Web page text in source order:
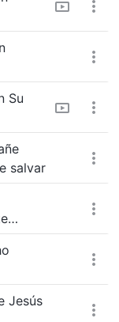
Su
salvar
Jesús